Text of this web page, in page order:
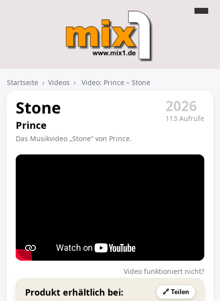
Startseite › Videos › Video: Prince – Stone
Stone
Prince
Das Musikvideo „Stone“ von Prince.
2026
113 Aufrufe
Video funktioniert nicht?
Produkt erhältlich bei: 🔗 Teilen